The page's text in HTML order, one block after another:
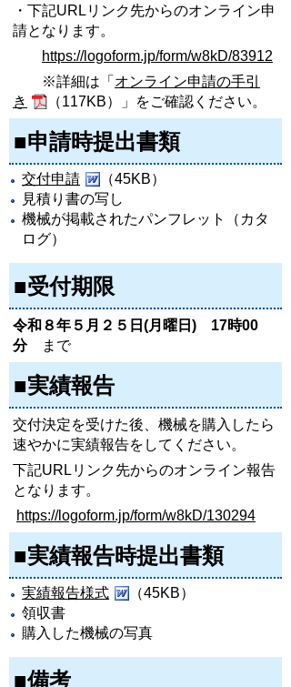
・下記URLリンク先からのオンライン申
請となります。
https://logoform.jp/form/w8kD/83912
※詳細は「 オンライン申請の手引
き
（117KB）」をご確認ください。
■申請時提出書類
交付申請
（45KB）
見積り書の写し
機械が掲載されたパンフレット（カタ
ログ）
■受付期限
令和８年５月２５日(月曜日) 17時00
分まで
■実績報告
交付決定を受けた後、機械を購入したら
速やかに実績報告をしてください。
下記URLリンク先からのオンライン報告
となります。
https://logoform.jp/form/w8kD/130294
■実績報告時提出書類
実績報告様式
（45KB）
領収書
購入した機械の写真
■備考